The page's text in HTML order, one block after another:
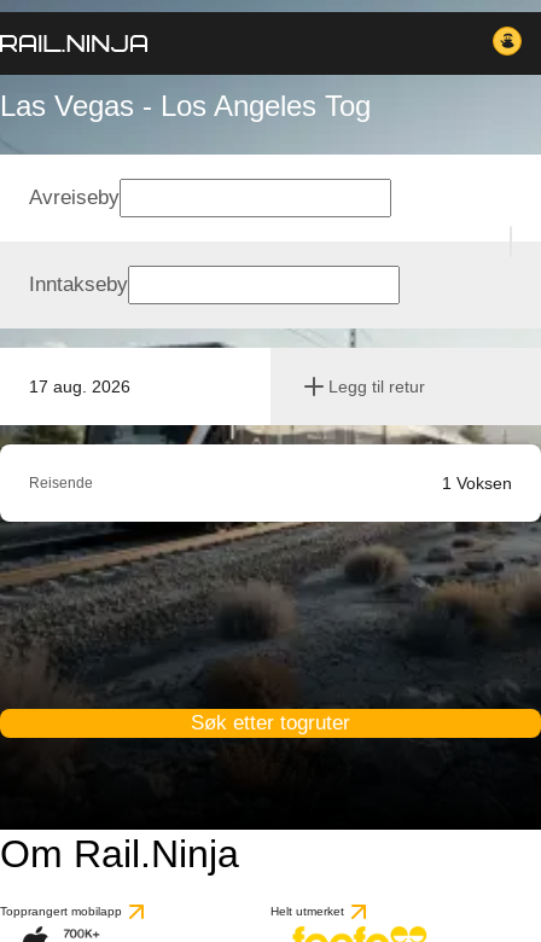
Las Vegas - Los Angeles Tog
17 aug. 2026 Legg til retur
Avreiseby
Inntakseby
Reisende 1 Voksen
Søk etter togruter
Om Rail.Ninja
Topprangert mobilapp Helt utmerket